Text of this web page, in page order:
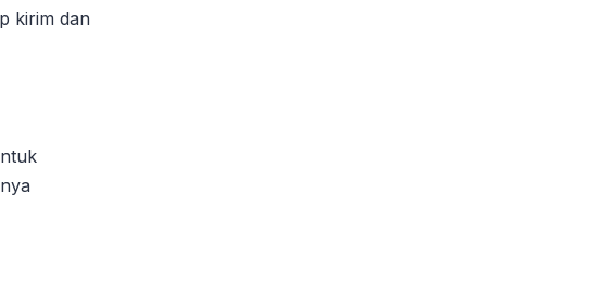
kirim dan